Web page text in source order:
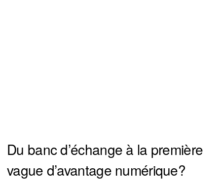
Du banc d’échange à la première
vague d’avantage numérique?